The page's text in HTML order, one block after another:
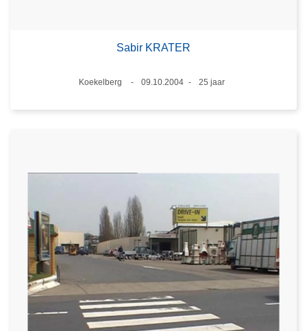
Sabir KRATER
Plaats
Koekelberg
09.10.2004
25 jaar